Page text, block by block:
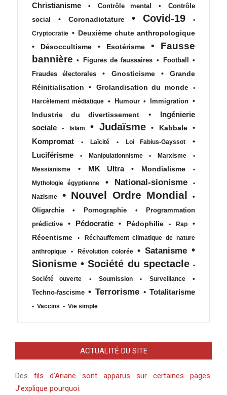
Christianisme
• Contrôle mental •
Contrôle
social
• Coronadictature • Covid-19
•
Cryptocratie • Deuxième chute anthropologique
•
Désoccultisme • Esotérisme •
Fausse
bannière • Figures de faussaires • Football •
Fraudes électorales
• Gnosticisme •
Grande
Réinitialisation
• Grolandisation du monde
•
Harcèlement médiatique • Humour • Immigration •
Industrie du divertissement
•
Ingénierie
sociale
• Islam • Judaïsme • Kabbale
•
Kompromat
• Laïcité • Loi Fabius-Gayssot
•
Luciférisme
• Manipulationnisme • Marxisme
•
Messianisme
• MK Ultra • Mondialisme
•
Mythologie égyptienne
• National-sionisme
•
Nazisme
• Nouvel Ordre Mondial
•
Oligarchie
• Pornographie •
Programmation
prédictive
• Pédocratie • Pédophilie • Rap
•
Récentisme
•
Réchauffement climatique de nature
anthropique
• Révolution colorée • Satanisme •
Sionisme • Société du spectacle •
Société ouverte
• Soumission • Surveillance
•
Techno-fascisme • Terrorisme • Totalitarisme
• Vaccins • Vie simple
ACTUALITÉ DU SITE
Des fils d’Ariane sont apparus sur certaines pages.
J’explique pourquoi.